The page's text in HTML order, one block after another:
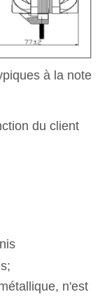
à la note
du client
n'est